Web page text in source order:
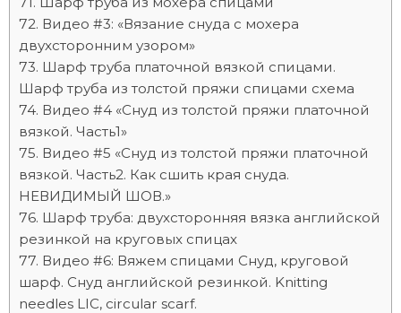
Видео #3: «Вязание снуда с мохера
двухсторонним узором»
Шарф труба платочной вязкой спицами.
Шарф труба из толстой пряжи спицами схема
Видео #4 «Снуд из толстой пряжи платочной
вязкой. Часть1»
Видео #5 «Снуд из толстой пряжи платочной
вязкой. Часть2. Как сшить края снуда.
НЕВИДИМЫЙ ШОВ.»
Шарф труба: двухсторонняя вязка английской
резинкой на круговых спицах
Видео #6: Вяжем спицами Снуд, круговой
шарф. Снуд английской резинкой. Knitting
needles LIC, circular scarf.